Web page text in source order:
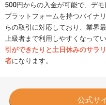
500円からの入金が可能で、デ
プラットフォームを持つバイナ
らの取引に対応しており、業界
上級者まで利用しやすくなってい
引ができたりと土日休みのサラ
者になります。
公式サ